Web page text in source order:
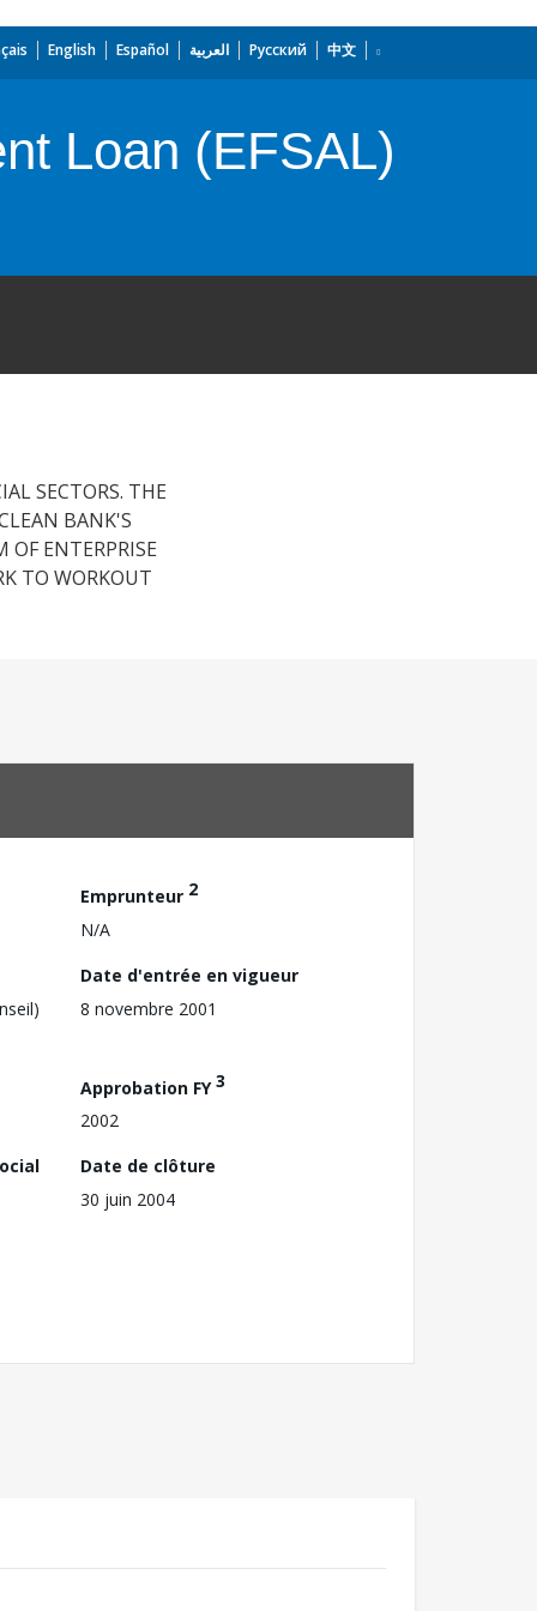
English Español العربية Русский 中文
Loan (EFSAL)
SECTORS. THE
BANK'S
ENTERPRISE
TO WORKOUT
Emprunteur 2
N/A
Date d'entrée en vigueur
8 novembre 2001
Approbation FY3
2002
Date de clôture
30 juin 2004